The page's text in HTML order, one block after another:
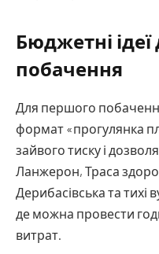
Бюджетні
побачення
Для першого
формат «прогулянка
зайвого тиску і
Ланжерон, Траса
Дерибасівська та тихі
де можна провести
витрат.